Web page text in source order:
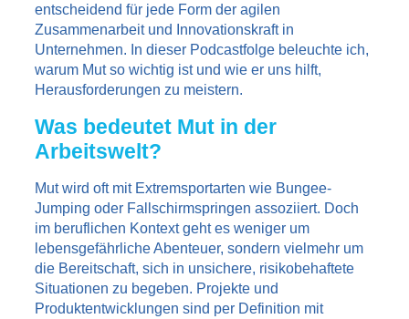
entscheidend für jede Form der agilen
Zusammenarbeit und Innovationskraft in
Unternehmen. In dieser Podcastfolge beleuchte ich,
warum Mut so wichtig ist und wie er uns hilft,
Herausforderungen zu meistern.
Was bedeutet Mut in der
Arbeitswelt?
Mut wird oft mit Extremsportarten wie Bungee-
Jumping oder Fallschirmspringen assoziiert. Doch
im beruflichen Kontext geht es weniger um
lebensgefährliche Abenteuer, sondern vielmehr um
die Bereitschaft, sich in unsichere, risikobehaftete
Situationen zu begeben. Projekte und
Produktentwicklungen sind per Definition mit